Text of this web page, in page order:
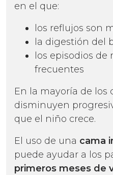
en el que:
los reflujos son
la digestión del
los episodios
frecuentes
En la mayoría de los
disminuyen
que el niño crece.
El uso de una cama
puede ayudar a los
primeros meses de